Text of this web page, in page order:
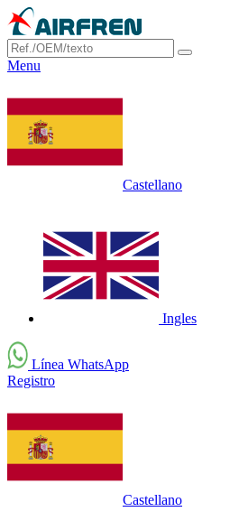
Menu
Castellano
Ingles
Línea WhatsApp
Registro
Castellano